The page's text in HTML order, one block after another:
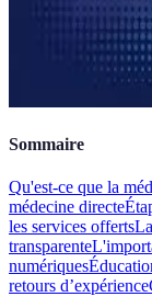
Sommaire
Qu'est-ce que la
médecine directe
les services offerts
transparente
numériques
retours d’expérience